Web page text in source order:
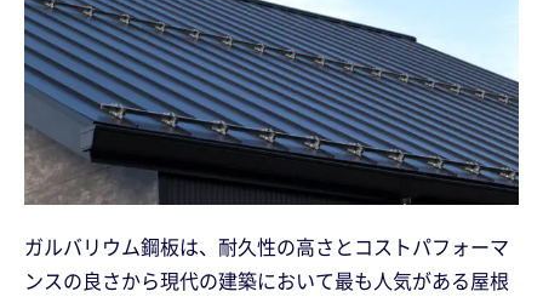
ガルバリウム鋼板は、耐久性の高さとコストパフォーマ
ンスの良さから現代の建築において最も人気がある屋根